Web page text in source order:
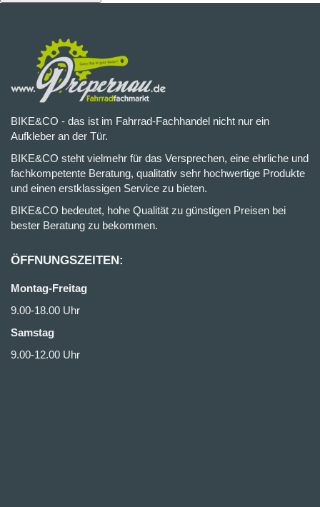
BIKE&CO - das ist im Fahrrad-Fachhandel nicht nur ein
Aufkleber an der Tür.
BIKE&CO steht vielmehr für das Versprechen, eine ehrliche und
fachkompetente Beratung, qualitativ sehr hochwertige Produkte
und einen erstklassigen Service zu bieten.
BIKE&CO bedeutet, hohe Qualität zu günstigen Preisen bei
bester Beratung zu bekommen.
ÖFFNUNGSZEITEN:
Montag-Freitag
9.00-18.00 Uhr
Samstag
9.00-12.00 Uhr